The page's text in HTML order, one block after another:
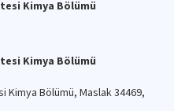
Kimya Bölümü
Kimya Bölümü
Kimya Bölümü, Maslak 34469,